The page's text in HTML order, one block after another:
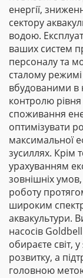
енергії,
сектору
водою.
ваших систем
персоналу та
сталому
вбудованими в
контролю
споживання
оптимізувати
максимальної
зусиллях. Крім
урахуванням
зовнішніх умов,
роботу
широким
аквакультури.
насосів
обираєте світ,
розвитку, а
головною